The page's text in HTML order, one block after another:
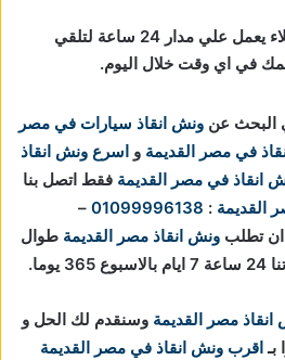
لدينا فريق خدمة عملاء يعمل علي مدار 24 ساعة لتلقي
في اي وقت خلال اليوم.
البحث عن ونش انقاذ سيارات في مصر
في مصر القديمة و اسرع ونش انقاذ
انقاذ في مصر القديمة فقط اتصل بنا
القديمة :
01099996138
–
تطلب ونش انقاذ مصر القديمة طوال
مصر القديمة وسنقدم لك الحل و
اقرب ونش انقاذ في مصر القديمة